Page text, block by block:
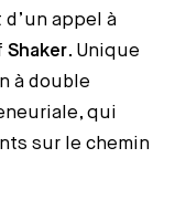
d’un appel à
Shaker. Unique
à double
qui
sur le chemin